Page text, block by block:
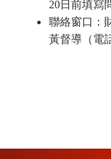
20日前填寫
聯絡窗口：
黃督導（電